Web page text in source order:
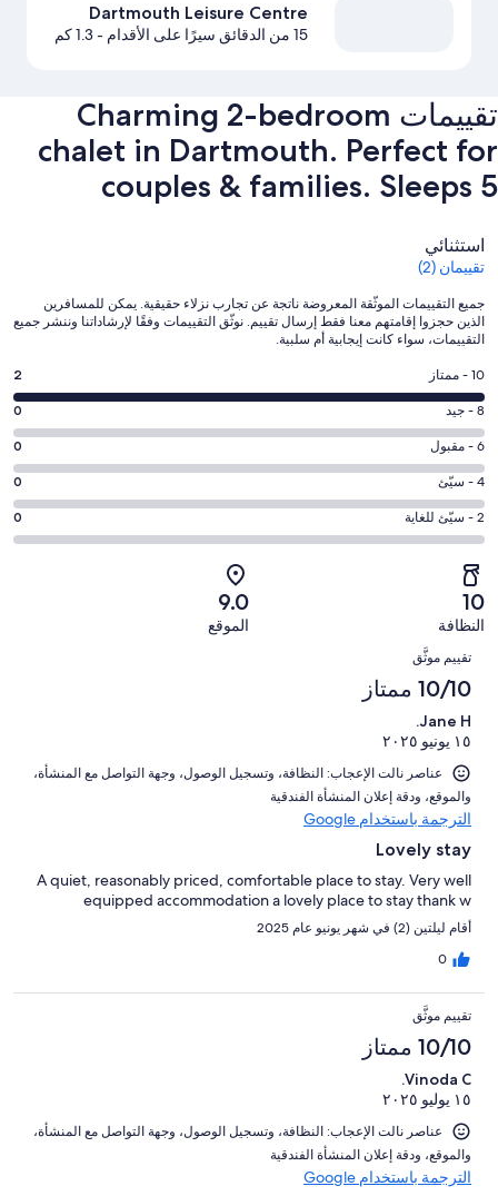
Dartmouth Leisure Centre
15 من الدقائق سيرًا على الأقدام - 1.3 كم
تقييمات ⁦Charming 2-bedroom
chalet in Dartmouth. Perfect for
couples & families. Sleeps 5⁩
التقييمات
استثنائي
تقييمان (2)
جميع التقييمات الموثّقة المعروضة ناتجة عن تجارب نزلاء حقيقية. يمكن للمسافرين
الذين حجزوا إقامتهم معنا فقط إرسال تقييم. نوثّق التقييمات وفقًا لإرشاداتنا وننشر جميع
التقييمات، سواء كانت إيجابية أم سلبية.
درجة
التصنيف
10
-
ممتاز.
2
من
أصل
2
من
تقييمات
النزلاء
10 - ممتاز 2
درجة
التصنيف
8
-
جيد.
0
أصل
2
من
النزلاء
8 - جيد 0
درجة
التصنيف
6
-
مقبول.
0
من
أصل
2
من
تقييمات
النزلاء
6 - مقبول 0
درجة
التصنيف
4
سيّئ.
0
من
من
تقييمات
النزلاء
4 - سيّئ 0
درجة
التصنيف
2
-
سيّئ
للغاية.
من
من
تقييمات
النزلاء
2 - سيّئ للغاية 0
10
النظافة
9.0
الموقع
التقييمات
تقييم موثَّق
10/10 ممتاز
Jane H.
١٥ يونيو ٢٠٢٥
عناصر نالت الإعجاب: ⁦النظافة⁩، و⁦تسجيل الوصول⁩، و⁦جهة التواصل مع المنشأة⁩،
و⁦الموقع⁩، و⁦دقة إعلان المنشأة الفندقية⁩
الترجمة باستخدام Google
Lovely stay
A quiet, reasonably priced, comfortable place to stay. Very well
equipped accommodation a lovely place to stay thank w
أقام ليلتين (2) في شهر يونيو عام 2025
0
تقييم موثَّق
10/10 ممتاز
Vinoda C.
١٥ يوليو ٢٠٢٥
عناصر نالت الإعجاب: ⁦النظافة⁩، و⁦تسجيل الوصول⁩، و⁦جهة التواصل مع المنشأة⁩،
و⁦الموقع⁩، و⁦دقة إعلان المنشأة الفندقية⁩
الترجمة باستخدام Google